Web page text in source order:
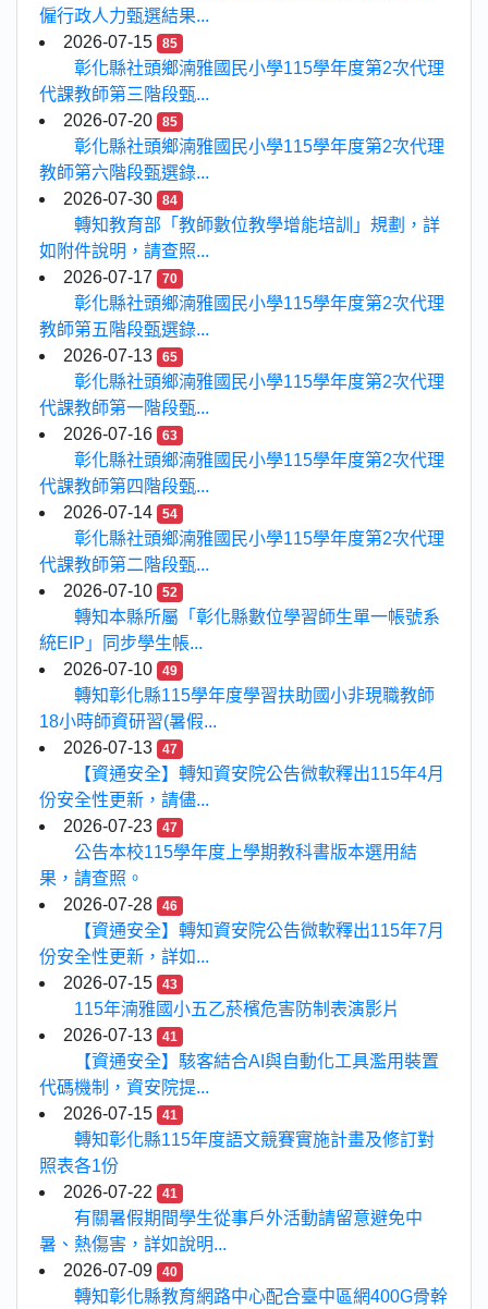
僱行政人力甄選結果...
2026-07-15
85
彰化縣社頭鄉湳雅國民小學115學年度第2次代理
代課教師第三階段甄...
2026-07-20
85
彰化縣社頭鄉湳雅國民小學115學年度第2次代理
教師第六階段甄選錄...
2026-07-30
84
轉知教育部「教師數位教學增能培訓」規劃，詳
如附件說明，請查照...
2026-07-17
70
彰化縣社頭鄉湳雅國民小學115學年度第2次代理
教師第五階段甄選錄...
2026-07-13
65
彰化縣社頭鄉湳雅國民小學115學年度第2次代理
代課教師第一階段甄...
2026-07-16
63
彰化縣社頭鄉湳雅國民小學115學年度第2次代理
代課教師第四階段甄...
2026-07-14
54
彰化縣社頭鄉湳雅國民小學115學年度第2次代理
代課教師第二階段甄...
2026-07-10
52
轉知本縣所屬「彰化縣數位學習師生單一帳號系
統EIP」同步學生帳...
2026-07-10
49
轉知彰化縣115學年度學習扶助國小非現職教師
18小時師資研習(暑假...
2026-07-13
47
【資通安全】轉知資安院公告微軟釋出115年4月
份安全性更新，請儘...
2026-07-23
47
公告本校115學年度上學期教科書版本選用結
果，請查照。
2026-07-28
46
【資通安全】轉知資安院公告微軟釋出115年7月
份安全性更新，詳如...
2026-07-15
43
115年湳雅國小五乙菸檳危害防制表演影片
2026-07-13
41
【資通安全】駭客結合AI與自動化工具濫用裝置
代碼機制，資安院提...
2026-07-15
41
轉知彰化縣115年度語文競賽實施計畫及修訂對
照表各1份
2026-07-22
41
有關暑假期間學生從事戶外活動請留意避免中
暑、熱傷害，詳如說明...
2026-07-09
40
轉知彰化縣教育網路中心配合臺中區網400G骨幹